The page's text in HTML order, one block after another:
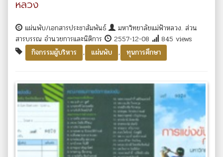
หลวง
แผ่นพับ/เอกสารประชาสัมพันธ์
มหาวิทยาลัยแม่ฟ้าหลวง. ส่วน
สารบรรณ อำนวยการและนิติการ
2557-12-08
845 views
กิจกรรมผู้บริหาร
, แผ่นพับ , ทุนการศึกษา